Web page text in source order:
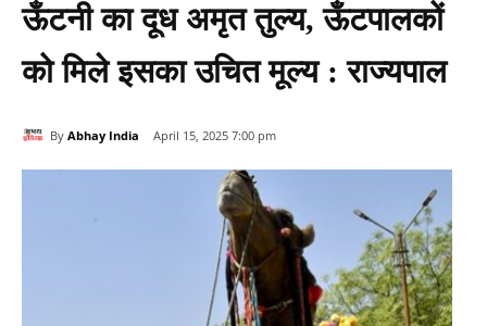
ऊँटनी का दूध अमृत तुल्य, ऊँटपालकों
को मिले इसका उचित मूल्य : राज्‍यपाल
By Abhay India April 15, 2025 7:00 pm